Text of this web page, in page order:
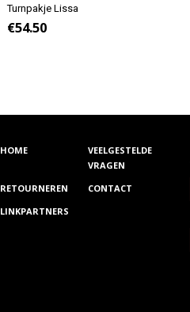
Turnpakje Lissa
€54.50
HOME
VEELGESTELDE
VRAGEN
RETOURNEREN
CONTACT
LINKPARTNERS